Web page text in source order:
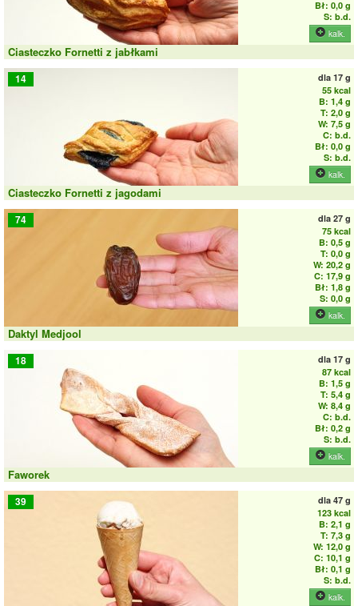
Bł: 0,0 g
S: b.d.
kalk.
Ciasteczko Fornetti z jabłkami
14 dla 17 g
55 kcal
B: 1,4 g
T: 2,0 g
W: 7,5 g
C: b.d.
Bł: 0,0 g
S: b.d.
kalk.
Ciasteczko Fornetti z jagodami
74 dla 27 g
75 kcal
B: 0,5 g
T: 0,0 g
W: 20,2 g
C: 17,9 g
Bł: 1,8 g
S: 0,0 g
kalk.
Daktyl Medjool
18 dla 17 g
87 kcal
B: 1,5 g
T: 5,4 g
W: 8,4 g
C: b.d.
Bł: 0,2 g
S: b.d.
kalk.
Faworek
39 dla 47 g
123 kcal
B: 2,1 g
T: 7,3 g
W: 12,0 g
C: 10,1 g
Bł: 0,1 g
S: b.d.
kalk.